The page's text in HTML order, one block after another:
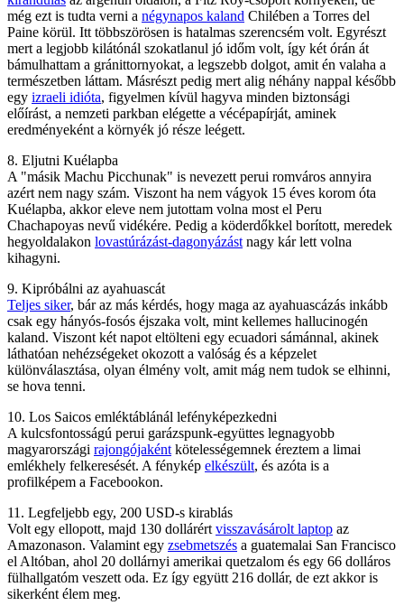
még ezt is tudta verni a négynapos kaland Chilében a Torres del
Paine körül. Itt többszörösen is hatalmas szerencsém volt. Egyrészt
mert a legjobb kilátónál szokatlanul jó időm volt, így két órán át
bámulhattam a gránittornyokat, a legszebb dolgot, amit én valaha a
természetben láttam. Másrészt pedig mert alig néhány nappal később
egy izraeli idióta, figyelmen kívül hagyva minden biztonsági
előírást, a nemzeti parkban elégette a vécépapírját, aminek
eredményeként a környék jó része leégett.
8. Eljutni Kuélapba
A "másik Machu Picchunak" is nevezett perui romváros annyira
azért nem nagy szám. Viszont ha nem vágyok 15 éves korom óta
Kuélapba, akkor eleve nem jutottam volna most el Peru
Chachapoyas nevű vidékére. Pedig a köderdőkkel borított, meredek
hegyoldalakon lovastúrázást-dagonyázást nagy kár lett volna
kihagyni.
9. Kipróbálni az ayahuascát
Teljes siker, bár az más kérdés, hogy maga az ayahuascázás inkább
csak egy hányós-fosós éjszaka volt, mint kellemes hallucinogén
kaland. Viszont két napot eltölteni egy ecuadori sámánnal, akinek
láthatóan nehézségeket okozott a valóság és a képzelet
különválasztása, olyan élmény volt, amit mág nem tudok se elhinni,
se hova tenni.
10. Los Saicos emléktáblánál lefényképezkedni
A kulcsfontosságú perui garázspunk-együttes legnagyobb
magyarországi rajongójaként kötelességemnek éreztem a limai
emlékhely felkeresését. A fénykép elkészült, és azóta is a
profilképem a Facebookon.
11. Legfeljebb egy, 200 USD-s kirablás
Volt egy ellopott, majd 130 dollárért visszavásárolt laptop az
Amazonason. Valamint egy zsebmetszés a guatemalai San Francisco
el Altóban, ahol 20 dollárnyi amerikai quetzalom és egy 66 dolláros
fülhallgatóm veszett oda. Ez így együtt 216 dollár, de ezt akkor is
sikerként élem meg.